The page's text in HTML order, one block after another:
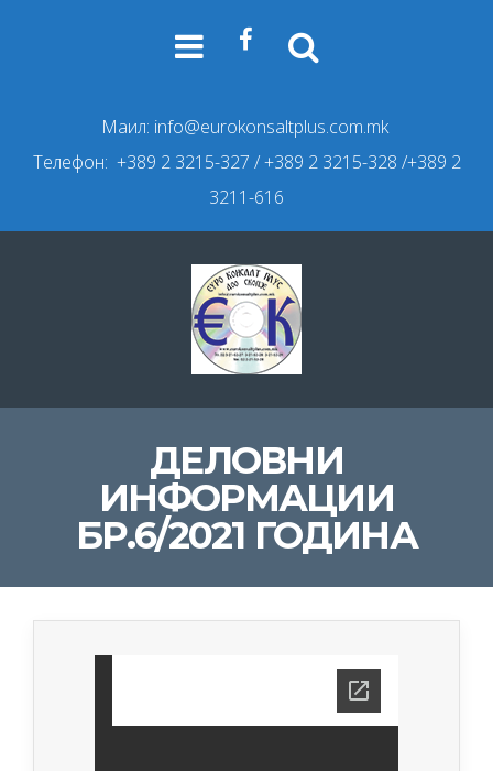
Маил: info@eurokonsaltplus.com.mk
Телефон: +389 2 3215-327 / +389 2 3215-328 /+389 2
3211-616
ДЕЛОВНИ
ИНФОРМАЦИИ
БР.6/2021 ГОДИНА